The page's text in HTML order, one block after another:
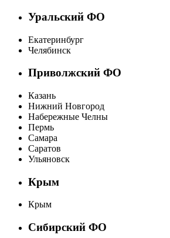
Уральский ФО
Екатеринбург
Челябинск
Приволжский ФО
Казань
Нижний Новгород
Набережные Челны
Пермь
Самара
Саратов
Ульяновск
Крым
Крым
Сибирский ФО